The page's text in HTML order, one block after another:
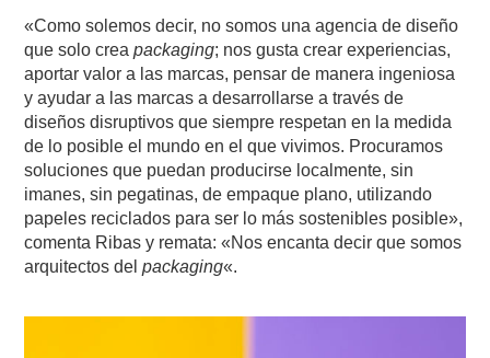
«Como solemos decir, no somos una agencia de diseño
que solo creapackaging; nos gusta crear experiencias,
aportar valor a las marcas, pensar de manera ingeniosa
y ayudar a las marcas a desarrollarse a través de
diseños disruptivos que siempre respetan en la medida
de lo posible el mundo en el que vivimos. Procuramos
soluciones que puedan producirse localmente, sin
imanes, sin pegatinas, de empaque plano, utilizando
papeles reciclados para ser lo más sostenibles posible»,
comenta Ribas y remata: «Nos encanta decir que somos
arquitectos delpackaging«.